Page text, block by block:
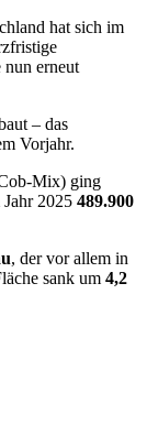
hat sich im
erneut
– das
Vorjahr.
Mix) ging
2025 489.900
, der vor allem in
sank um 4,2